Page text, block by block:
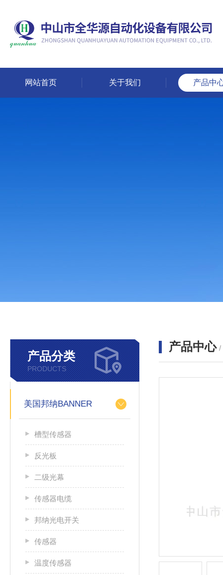
网站首页 关于我们 产品中
产品分类
PRODUCTS
美国邦纳BANNER
槽型传感器
反光板
二级光幕
传感器电缆
邦纳光电开关
传感器
温度传感器
产品中心 /